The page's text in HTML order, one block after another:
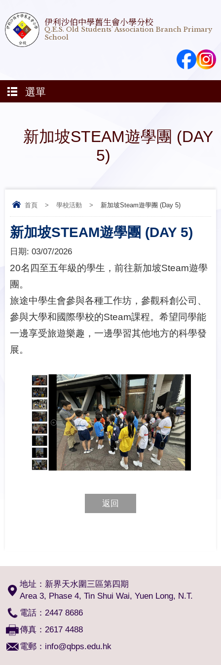
伊利沙伯中學舊生會小學分校
Q.E.S. Old Students' Association Branch Primary
School
選單
新加坡STEAM遊學團 (DAY
5)
首頁 > 學校活動 > 新加坡Steam遊學團 (Day 5)
新加坡STEAM遊學團 (DAY 5)
日期: 03/07/2026
20名四至五年級的學生，前往新加坡Steam遊學
團。
旅途中學生會參與各種工作坊，參觀科創公司、
參與大學和國際學校的Steam課程。希望同學能
一邊享受旅遊樂趣，一邊學習其他地方的科學發
展。
返回
地址：新界天水圍三區第四期
Area 3, Phase 4, Tin Shui Wai, Yuen Long, N.T.
電話：2447 8686
傳真：2617 4488
電郵： info@qbps.edu.hk